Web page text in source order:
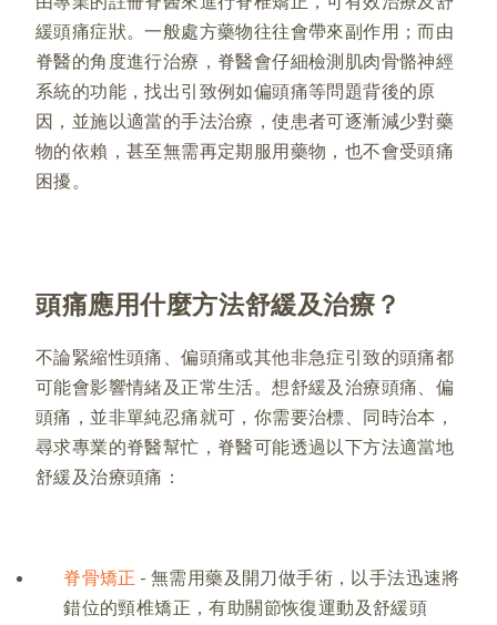
緩頭痛症狀。一般處方藥物往往會帶來副作用；而由
脊醫的角度進行治療，脊醫會仔細檢測肌肉骨骼神經
系統的功能，找出引致例如偏頭痛等問題背後的原
因，並施以適當的手法治療，使患者可逐漸減少對藥
物的依賴，甚至無需再定期服用藥物，也不會受頭痛
困擾。
頭痛應用什麼方法舒緩及治療？
不論緊縮性頭痛、偏頭痛或其他非急症引致的頭痛都
可能會影響情緒及正常生活。想舒緩及治療頭痛、偏
頭痛，並非單純忍痛就可，你需要治標、同時治本，
尋求專業的脊醫幫忙，脊醫可能透過以下方法適當地
舒緩及治療頭痛：
脊骨矯正 - 無需用藥及開刀做手術，以手法迅速將
錯位的頸椎矯正，有助關節恢復運動及舒緩頭